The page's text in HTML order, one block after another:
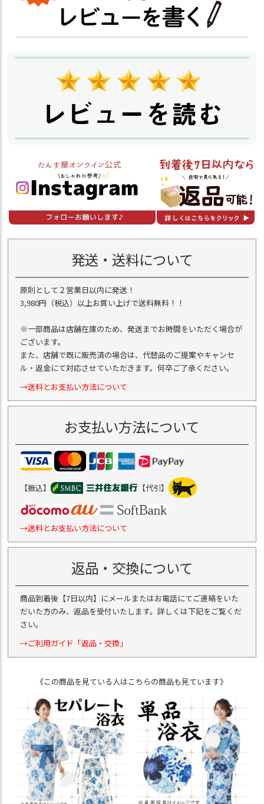
発送・送料について
原則として２営業日以内に発送！
3,980円（税込）以上お買い上げで送料無料！！
※一部商品は店舗在庫のため、発送までお時間をいただく場合が
ございます。
また、店舗で既に販売済の場合は、代替品のご提案やキャンセ
ル・返金にて対応させていただきます。何卒ご了承ください。
→送料とお支払い方法について
お支払い方法について
【振込】 【代引】
→送料とお支払い方法について
返品・交換について
商品到着後【7日以内】にメールまたはお電話にてご連絡をいた
だいた方のみ、返品を受付いたします。詳しくは下記をご覧くだ
さい。
→ご利用ガイド「返品・交換」
《この商品を見ている人はこちらの商品も見ています》